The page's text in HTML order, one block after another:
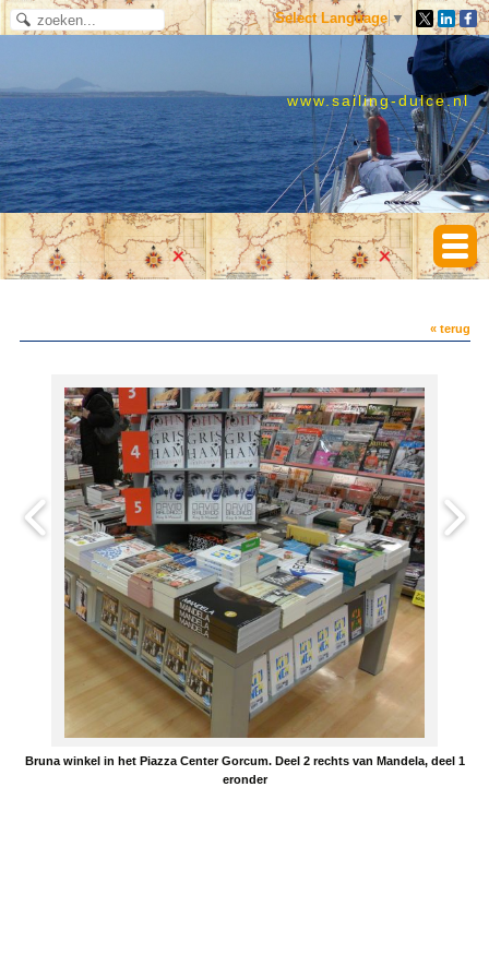
Select Language ▼
www.sailing-dulce.nl
« terug
Bruna winkel in het Piazza Center Gorcum. Deel 2 rechts van Mandela, deel 1
eronder